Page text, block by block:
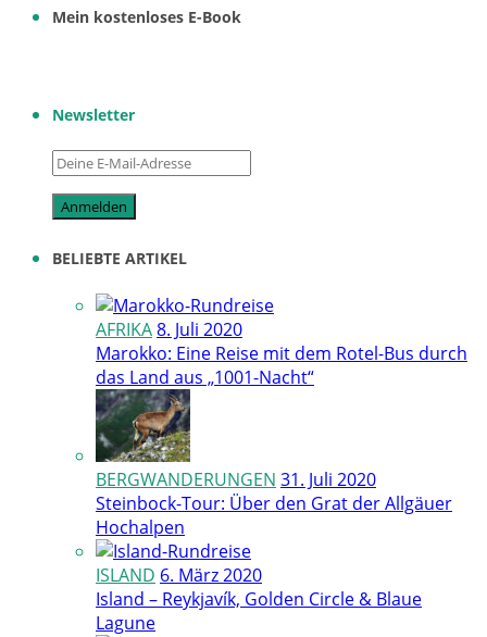
Mein kostenloses E-Book
Newsletter
BELIEBTE ARTIKEL
AFRIKA8. Juli 2020
Marokko: Eine Reise mit dem Rotel-Bus durch
das Land aus „1001-Nacht“
BERGWANDERUNGEN 31. Juli 2020
Steinbock-Tour: Über den Grat der Allgäuer
Hochalpen
ISLAND 6. März 2020
Island – Reykjavík, Golden Circle & Blaue
Lagune